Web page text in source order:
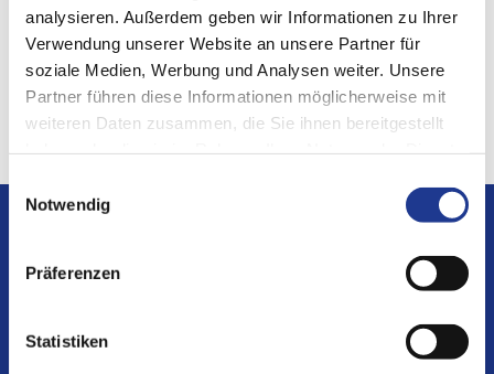
analysieren. Außerdem geben wir Informationen zu Ihrer
Verwendung unserer Website an unsere Partner für
soziale Medien, Werbung und Analysen weiter. Unsere
Partner führen diese Informationen möglicherweise mit
weiteren Daten zusammen, die Sie ihnen bereitgestellt
Einwilligungsauswahl
Notwendig
Präferenzen
Statistiken
Maintenance training
Production support